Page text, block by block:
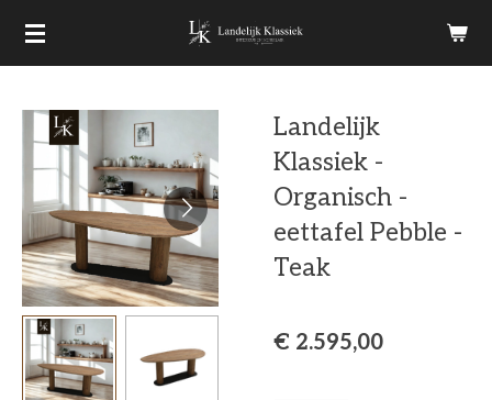
Ga
direct
hoofdinhoud
Landelijk
Klassiek -
Organisch -
eettafel Pebble -
Teak
€ 2.595,00